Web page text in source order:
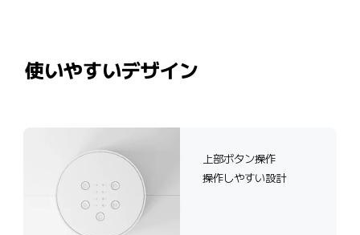
使いやすいデザイン
上部ボタン操作
操作しやすい設計